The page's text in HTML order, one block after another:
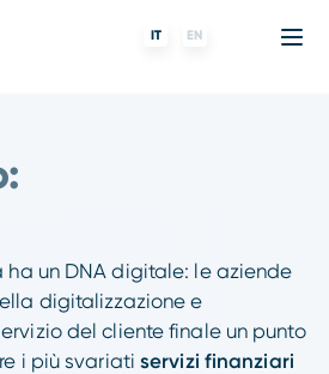
IT EN
ha un DNA digitale: le aziende
digitalizzazione e
del cliente finale un punto
i più svariatiservizi finanziari